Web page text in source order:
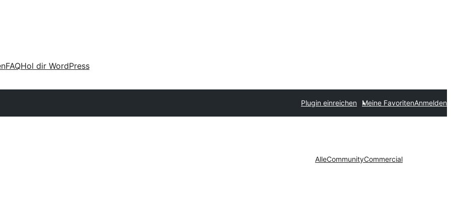
FAQHol dir WordPress
Plugin einreichen Meine FavoritenAnmelden
AlleCommunityCommercial